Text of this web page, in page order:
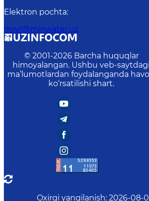
Elektron pochta:
mwr@minwater.uz
© 2001-2026 Barcha huquqlar
himoyalangan. Ushbu veb-saytdagi
ma’lumotlardan foydalanganda
ko‘rsatilishi shart.
Oxirgi yangilanish: 2026-08-